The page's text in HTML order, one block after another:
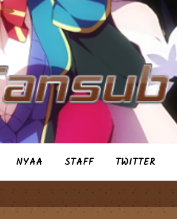
NYAA STAFF TWITTER